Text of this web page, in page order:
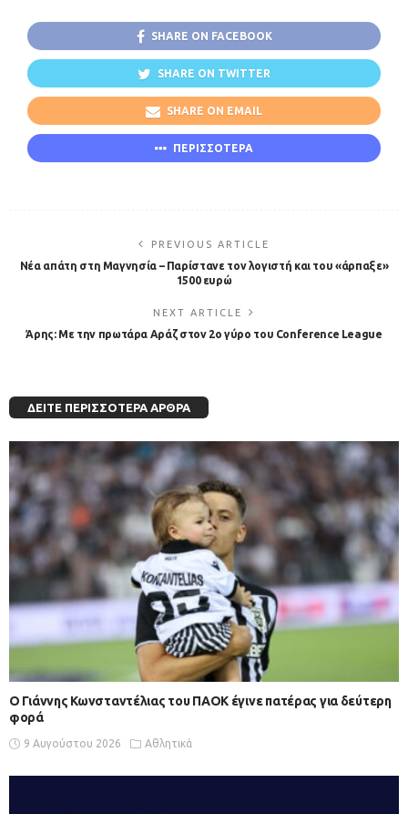
SHARE ON FACEBOOK
SHARE ON TWITTER
SHARE ON EMAIL
ΠΕΡΙΣΣΟΤΕΡΑ
PREVIOUS ARTICLE
Νέα απάτη στη Μαγνησία – Παρίστανε τον λογιστή και του «άρπαξε»
1500 ευρώ
NEXT ARTICLE
Άρης: Με την πρωτάρα Αράζ στον 2ο γύρο του Conference League
ΔΕΊΤΕ ΠΕΡΙΣΣΌΤΕΡΑ ΆΡΘΡΑ
Ο Γιάννης Κωνσταντέλιας του ΠΑΟΚ έγινε πατέρας για δεύτερη
φορά
9 Αυγούστου 2026 Αθλητικά